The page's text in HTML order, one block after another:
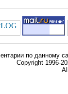
по данному
Copyright 1996-